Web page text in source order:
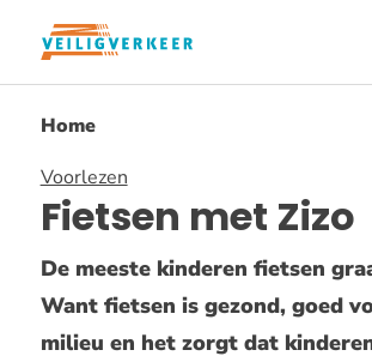
Overslaan
inhoud
Home
Voorlezen
Fietsen met Zizo
De meeste kinderen fietsen
Want fietsen is gezond, goed
milieu en het zorgt dat